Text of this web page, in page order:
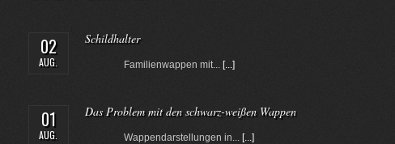
02
AUG.
Schildhalter
Familienwappen mit... [...]
01
AUG.
Das Problem mit den schwarz-weißen Wappen
Wappendarstellungen in... [...]